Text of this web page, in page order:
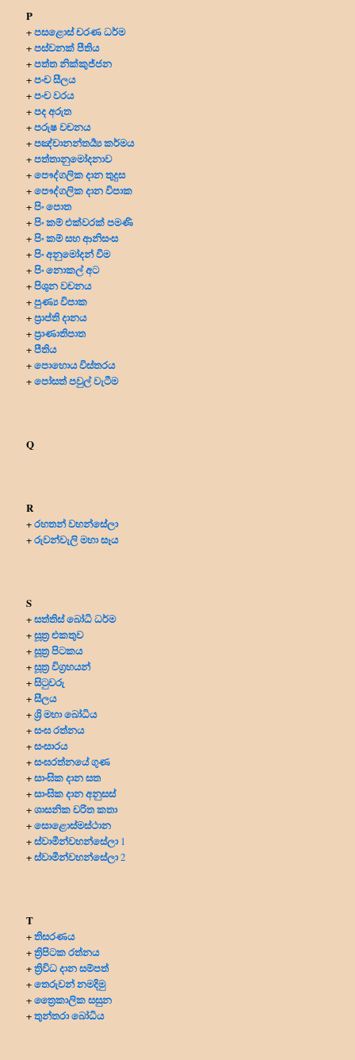
P
+පසළොස් චරණ ධර්ම
+පස්වනක් පීතිය
+පත්ත නික්කුජ්ජන
+පංච සීලය
+පංච වරය
+පද අරුත
+පරුෂ වචනය
+පඤ්චානන්තර්‍ය්‍ය කර්මය
+පත්තානුමෝදනාව
+පෞද්ගලික දානතුදුස
+පෞද්ගලික දාන විපාක
+පිං පොත
+පිං කම් එක්වරක් පමණි
+පිං කම් සහ ආනිසංස
+පිං අනුමෝදන් වීම
+පිං නොකල් අට
+පිශුන වචනය
+පුණ්‍ය විපාක
+ප්‍රාප්ති දානය
+ප්‍රාණාතිපාත
+පීතිය
+පොහොය විස්තරය
+පෝසත් පවුල් වැටීම
Q
R
+රහතන් වහන්සේලා
+රුවන්වැලි මහා සෑය
S
+සත්තිස් බෝධි ධර්ම
+සූත්‍ර එකතුව
+සූත්‍ර පිටකය
+සූත්‍ර විග්‍රහයන්
+සිටුවරු
+සීලය
+ශ්‍රි මහා බෝධිය
+සංඝ රත්නය
+සංසාරය
+සංඝරත්නයේ ගුණ
+සාංඝික දාන සත
+සාංඝික දාන අනුසස්
+ශාසනික චරිත කතා
+සොළොස්මස්ථාන
+ස්වාමීන්වහන්සේලා1
+ස්වාමීන්වහන්සේලා2
T
+තිසරණය
+ත්‍රිපිටක රත්නය
+ත්‍රිවිධ දාන සම්පත්
+තෙරුවන් නමදිමු
+ත්‍රෛකාලික සසුන
+තුන්තරා බෝධිය